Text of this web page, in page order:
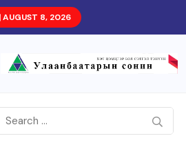
AUGUST 8, 2026